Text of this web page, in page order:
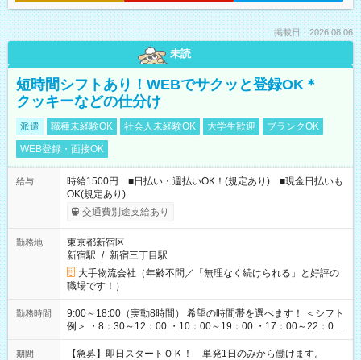
掲載日：2026.08.06
未読
短時間シフトあり！WEBでサクッと登録OK＊
クッキーなどの仕分け
派遣 職種未経験OK 社会人未経験OK 大学生歓迎
ブランクOK
WEB登録・面接OK
給与
時給1500円 ■日払い・週払いOK！(規定あり) ■現金日払いも
OK(規定あり)
交通費別途支給あり
勤務地
東京都新宿区
新宿駅 / 新宿三丁目駅
大手物流会社（年齢不問／「無理なく続けられる」と好評の
職場です！）
勤務時間
9:00～18:00（実動8時間） 希望の時間帯を選べます！ ＜シフト
例＞ ・8：30～12：00 ・10：00～19：00 ・17：00～22：00
・13：00～22：00 ・22：00～翌6：00 など
期間 【急募】即日スタートＯＫ！ 単発1日のみから働けます。